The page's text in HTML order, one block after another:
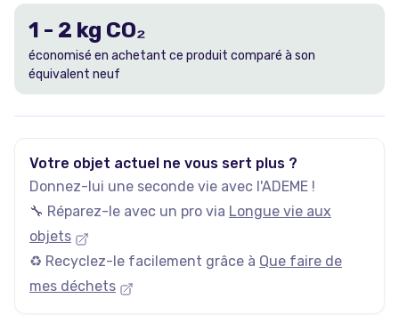
1 - 2 kg CO₂
économisé en achetant ce produit comparé à son
équivalent neuf
Votre objet actuel ne vous sert plus ?
Donnez-lui une seconde vie avec l'ADEME !
🔧 Réparez-le avec un pro via Longue vie aux
objets
♻️ Recyclez-le facilement grâce à Que faire de
mes déchets